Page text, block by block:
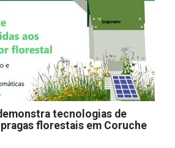
tecnologias de
florestais em Coruche